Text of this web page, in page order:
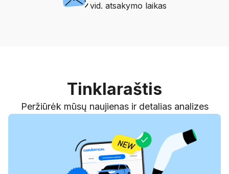
vid. atsakymo laikas
Tinklaraštis
Peržiūrėk mūsų naujienas ir detalias analizes